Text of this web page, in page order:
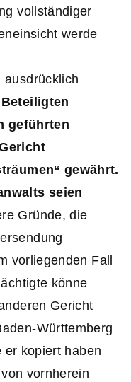
vollständiger
werde
ausdrücklich
geführten
gewährt.
seien
Gründe, die
vorliegenden Fall
könne
Gericht
Württemberg
er kopiert haben
vornherein